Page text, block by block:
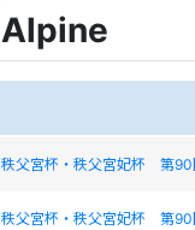
Alpine
秩父宮杯・秩父宮妃杯 第90
秩父宮杯・秩父宮妃杯 第90